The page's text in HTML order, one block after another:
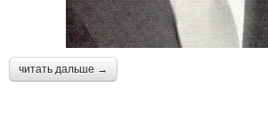
читать дальше →